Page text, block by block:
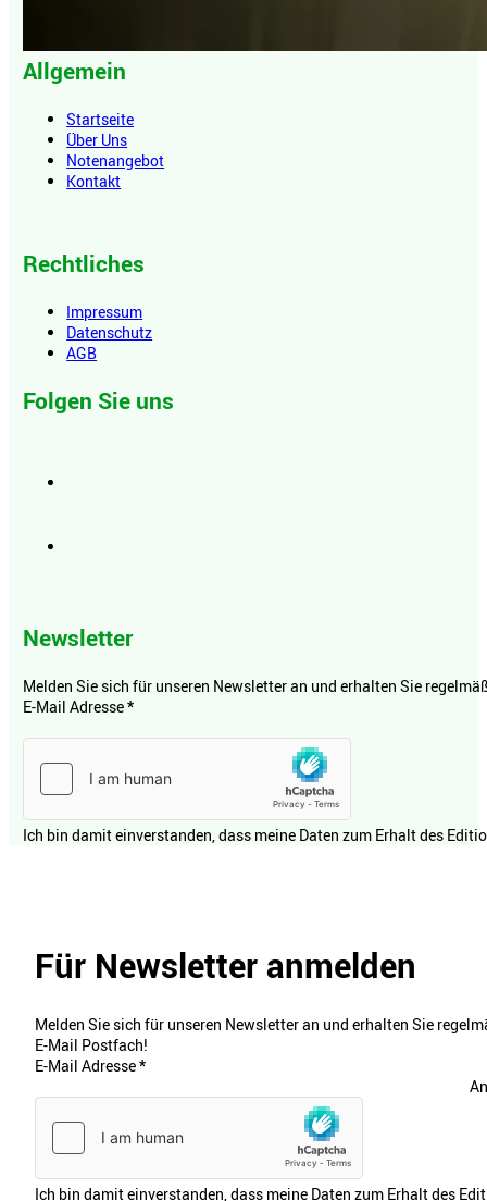
Allgemein
Startseite
Über Uns
Notenangebot
Kontakt
Rechtliches
Impressum
Datenschutz
AGB
Folgen Sie uns
Newsletter
Melden Sie sich für unseren Newsletter an und erhalten Sie
E-Mail Adresse*
Ich bin damit einverstanden, dass meine Daten zum Erhalt des
Für Newsletter anmelden
Melden Sie sich für unseren Newsletter an und erhalten Sie
E-Mail Postfach!
E-Mail Adresse*
Ich bin damit einverstanden, dass meine Daten zum Erhalt des